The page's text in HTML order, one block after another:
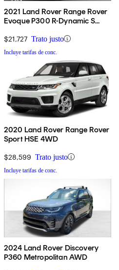
2021 Land Rover Range Rover
Evoque P300 R-Dynamic S
$21,727 Trato justo
Incluye tarifas de conc.
2020 Land Rover Range Rover
Sport HSE 4WD
$28,599 Trato justo
Incluye tarifas de conc.
2024 Land Rover Discovery
P360 Metropolitan AWD